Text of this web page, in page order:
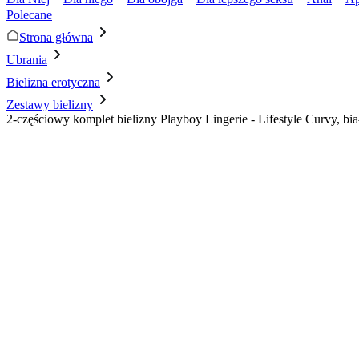
Polecane
Strona główna
Ubrania
Bielizna erotyczna
Zestawy bielizny
2-częściowy komplet bielizny Playboy Lingerie - Lifestyle Curvy,